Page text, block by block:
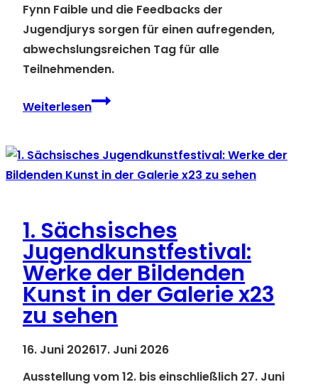
Fynn Faible und die Feedbacks der
Jugendjurys sorgen für einen aufregenden,
abwechslungsreichen Tag für alle
Teilnehmenden.
Weiterlesen1.
das
Programm
fest
1. Sächsisches
Jugendkunstfestival:
Werke der Bildenden
Kunst in der Galerie x23
zu sehen
16. Juni 202617. Juni 2026
Ausstellung vom 12. bis einschließlich 27. Juni